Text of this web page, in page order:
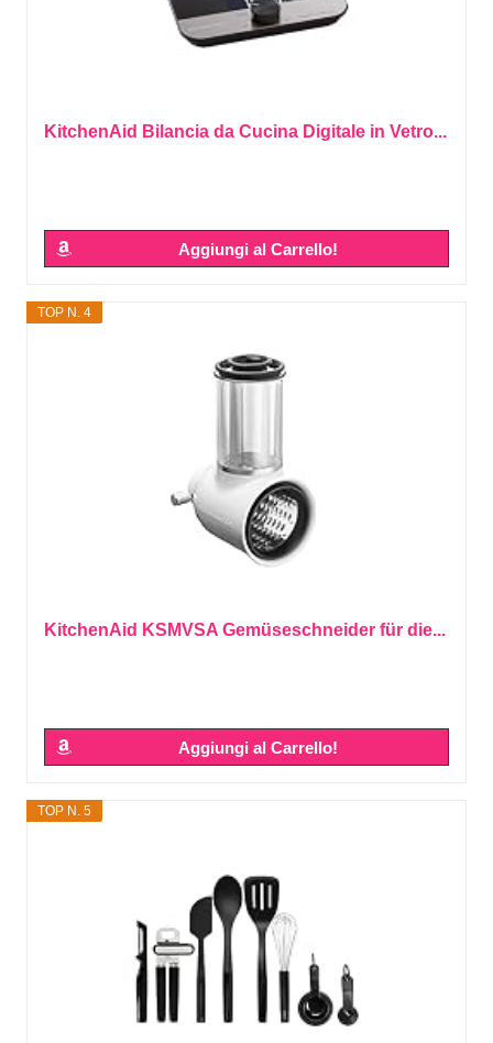
KitchenAid Bilancia da Cucina Digitale in Vetro...
Aggiungi al Carrello!
TOP N. 4
KitchenAid KSMVSA Gemüseschneider für die...
Aggiungi al Carrello!
TOP N. 5